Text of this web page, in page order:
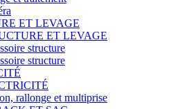
ET LEVAGE
ET LEVAGE
structure
structure
rallonge et multiprise